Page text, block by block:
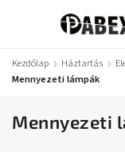
Kezdőlap / Háztartás /
Mennyezeti lámpák
Mennyezeti